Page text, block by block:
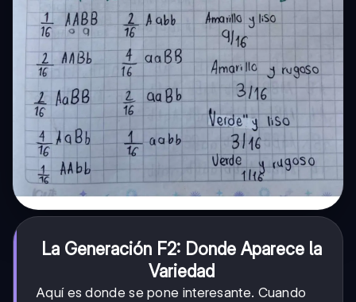
La Generación F2: Donde Aparece la
Variedad
Aquí es donde se pone interesante. Cuando